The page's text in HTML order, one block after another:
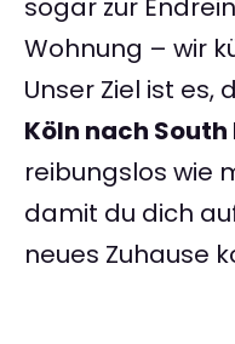
sogar zur
Wohnung – wir
Unser Ziel ist es,
Köln nach
reibungslos wie
damit du dich
neues Zuhause